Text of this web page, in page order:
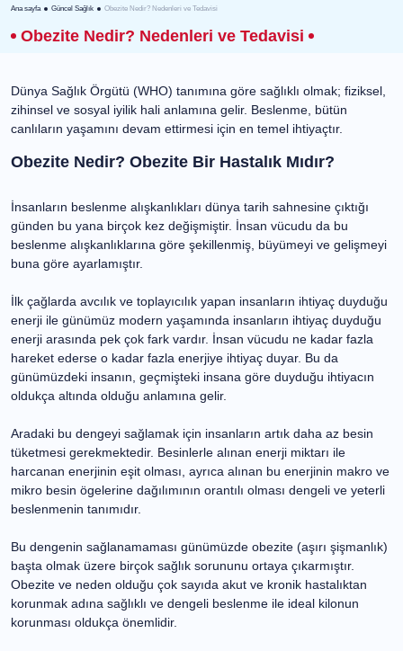
Ana sayfa Güncel Sağlık Obezite Nedir? Nedenleri ve Tedavisi
Obezite Nedir? Nedenleri ve Tedavisi
Dünya Sağlık Örgütü (WHO) tanımına göre sağlıklı olmak;
fiziksel, zihinsel ve sosyal iyilik hali anlamına gelir.
Beslenme, bütün canlıların yaşamını devam ettirmesi için
İnsanların beslenme alışkanlıkları dünya tarih sahnesine
çıktığı günden bu yana birçok kez değişmiştir. İnsan
vücudu da bu beslenme alışkanlıklarına göre şekillenmiş,
İlk çağlarda avcılık ve toplayıcılık yapan insanların ihtiyaç
duyduğu enerji ile günümüz modern yaşamında
insanların ihtiyaç duyduğu enerji arasında pek çok fark
vardır. İnsan vücudu ne kadar fazla hareket ederse o kadar
fazla enerjiye ihtiyaç duyar. Bu da günümüzdeki insanın,
olduğu anlamına gelir.
Aradaki bu dengeyi sağlamak için insanların artık daha az
besin tüketmesi gerekmektedir. Besinlerle alınan enerji
miktarı ile harcanan enerjinin eşit olması, ayrıca alınan bu
orantılı olması dengeli ve yeterli beslenmenin tanımıdır.
Bu dengenin sağlanamaması günümüzde obezite (aşırı
şişmanlık) başta olmak üzere birçok sağlık sorununu
ortaya çıkarmıştır. Obezite ve neden olduğu çok sayıda